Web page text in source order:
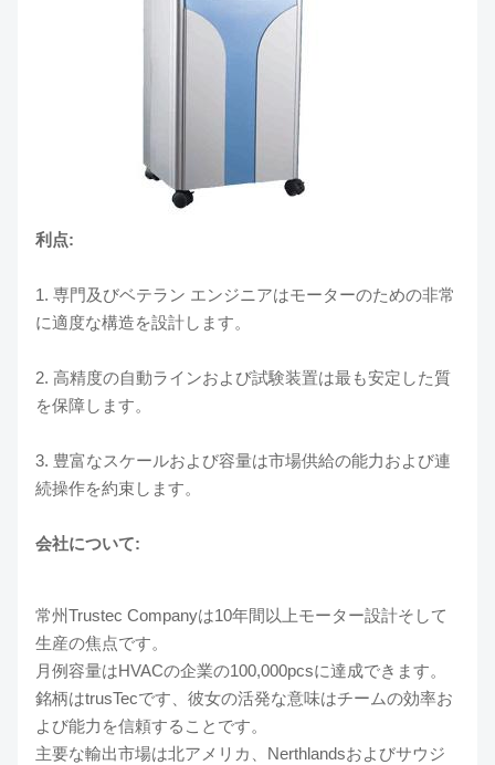
利点:
1. 専門及びベテラン エンジニアはモーターのための非常
に適度な構造を設計します。
2. 高精度の自動ラインおよび試験装置は最も安定した質
を保障します。
3. 豊富なスケールおよび容量は市場供給の能力および連
続操作を約束します。
会社について:
常州Trustec Companyは10年間以上モーター設計そして
生産の焦点です。
月例容量はHVACの企業の100,000pcsに達成できます。
銘柄はtrusTecです、彼女の活発な意味はチームの効率お
よび能力を信頼することです。
主要な輸出市場は北アメリカ、Nerthlandsおよびサウジ